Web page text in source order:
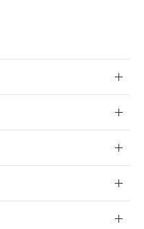
れている法人を
酸エステル類４
での期間は出
ことがない限
しておりま